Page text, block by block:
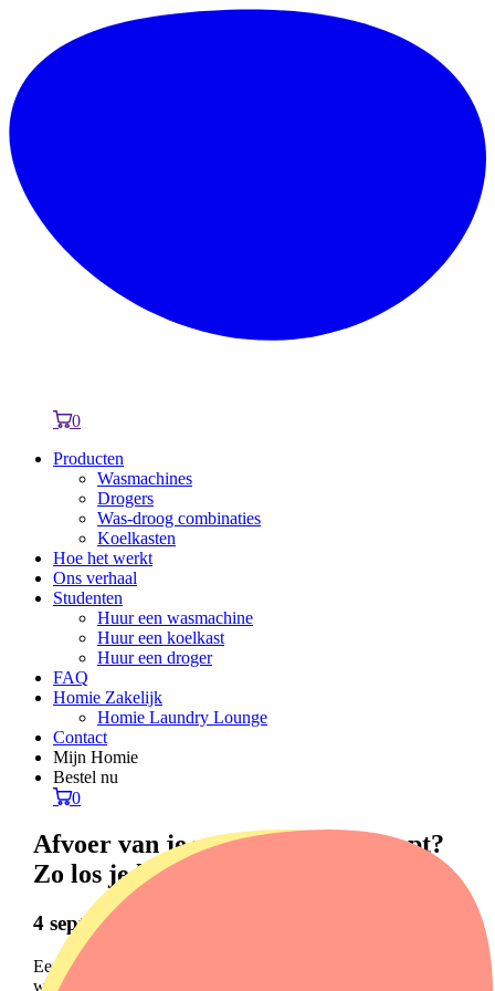
0
Producten
Wasmachines
Drogers
Was-droog combinaties
Koelkasten
Hoe het werkt
Ons verhaal
Studenten
Huur een wasmachine
Huur een koelkast
Huur een droger
FAQ
Homie Zakelijk
Homie Laundry Lounge
Contact
Mijn Homie
Bestel nu
0
Afvoer van je wasmachine verstopt?
Zo los je het op!
4 september 2025
Een verstopte afvoer van je wasmachine merk je snel. Het
water blijft in de trommel staan of de afvoer loopt tijdens het